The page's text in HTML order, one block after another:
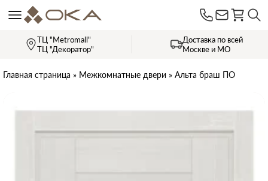
ТЦ "Metromall"
ТЦ "Декоратор"
Доставка по всей
Москве и МО
Главная страница » Межкомнатные двери » Альта браш ПО